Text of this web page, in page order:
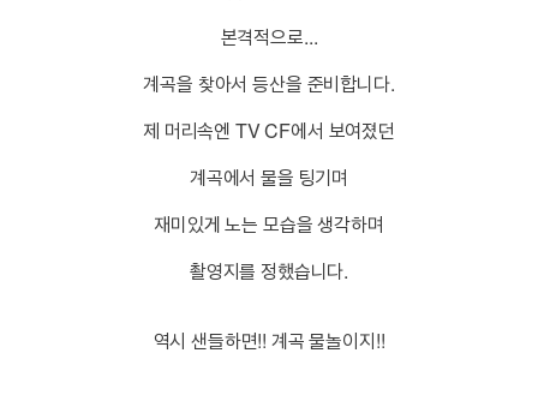
본격적으로...
계곡을 찾아서 등산을 준비합니다.
제 머리속엔 TV CF에서 보여졌던
계곡에서 물을 팅기며
재미있게 노는 모습을 생각하며
촬영지를 정했습니다.
역시 샌들하면!! 계곡 물놀이지!!